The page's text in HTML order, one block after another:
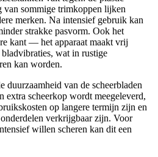
van sommige trimkoppen lijken
merken. Na intensief gebruik kan
strakke pasvorm. Ook het
kant — het apparaat maakt vrij
wat in rustige
kan worden.
duurzaamheid van de scheerbladen
extra scheerkop wordt meegeleverd,
op langere termijn zijn en
verkrijgbaar zijn. Voor
willen scheren kan dit een